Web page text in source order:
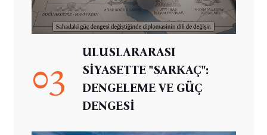
03
ULUSLARARASI
SİYASETTE "SARKAÇ":
DENGELEME VE GÜÇ
DENGESİ